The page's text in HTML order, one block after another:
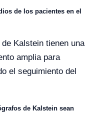
de los pacientes en el
Kalstein tienen una
amplia para
el seguimiento del
de Kalstein sean